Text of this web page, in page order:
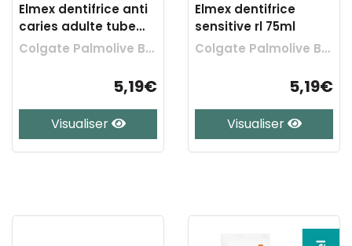
Elmex dentifrice anti
caries adulte tube
75ml
Colgate Palmolive Belgium
5,19€
Visualiser
Elmex dentifrice
sensitive rl 75ml
Colgate Palmolive Belgium
5,19€
Visualiser